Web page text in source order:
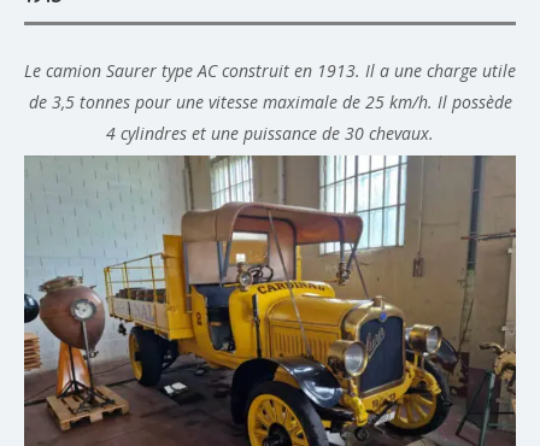
Le camion Saurer type AC construit en 1913. Il a une charge utile
de 3,5 tonnes pour une vitesse maximale de 25 km/h. Il possède
4 cylindres et une puissance de 30 chevaux.